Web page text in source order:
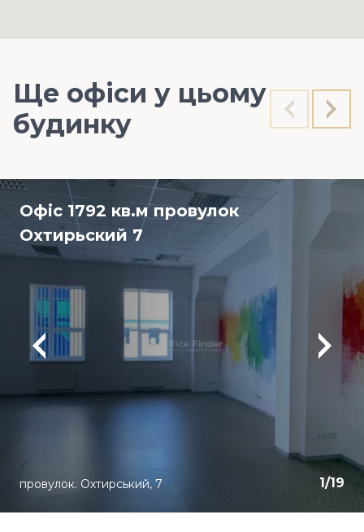
Ще офіси у цьому
будинку
Офіс 1792 кв.м провулок
Охтирьский 7
1/19
провулок. Охтирський, 7